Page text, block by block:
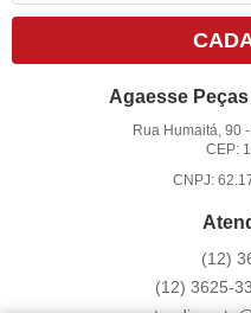
Agaesse
Rua Humaitá, 90
CEP:
CNPJ:
(12)
(12) 3625-